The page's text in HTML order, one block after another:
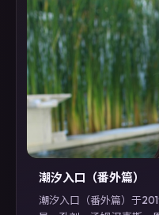
潮汐入口（番外篇）
潮汐入口（番外篇）于